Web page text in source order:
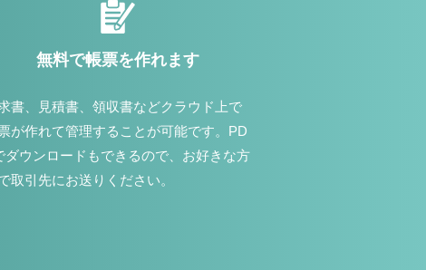
無料で帳票を作れます
書、見積書、領収書などクラウド上で
が作れて管理することが可能です。PD
ダウンロードもできるので、お好きな方
取引先にお送りください。